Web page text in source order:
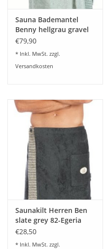
Kinder
Geschenkideen und
Gutscheine
Angebote
Info-Service
Geprüfter Webshop
Über uns
Vertrag widerrufen
Sauna Bademantel
Benny hellgrau gravel
21
€79,90
* Inkl. MwSt. zzgl.
Versandkosten
Saunakilt Herren Ben
slate grey 82-Egeria
€28,50
* Inkl. MwSt. zzgl.